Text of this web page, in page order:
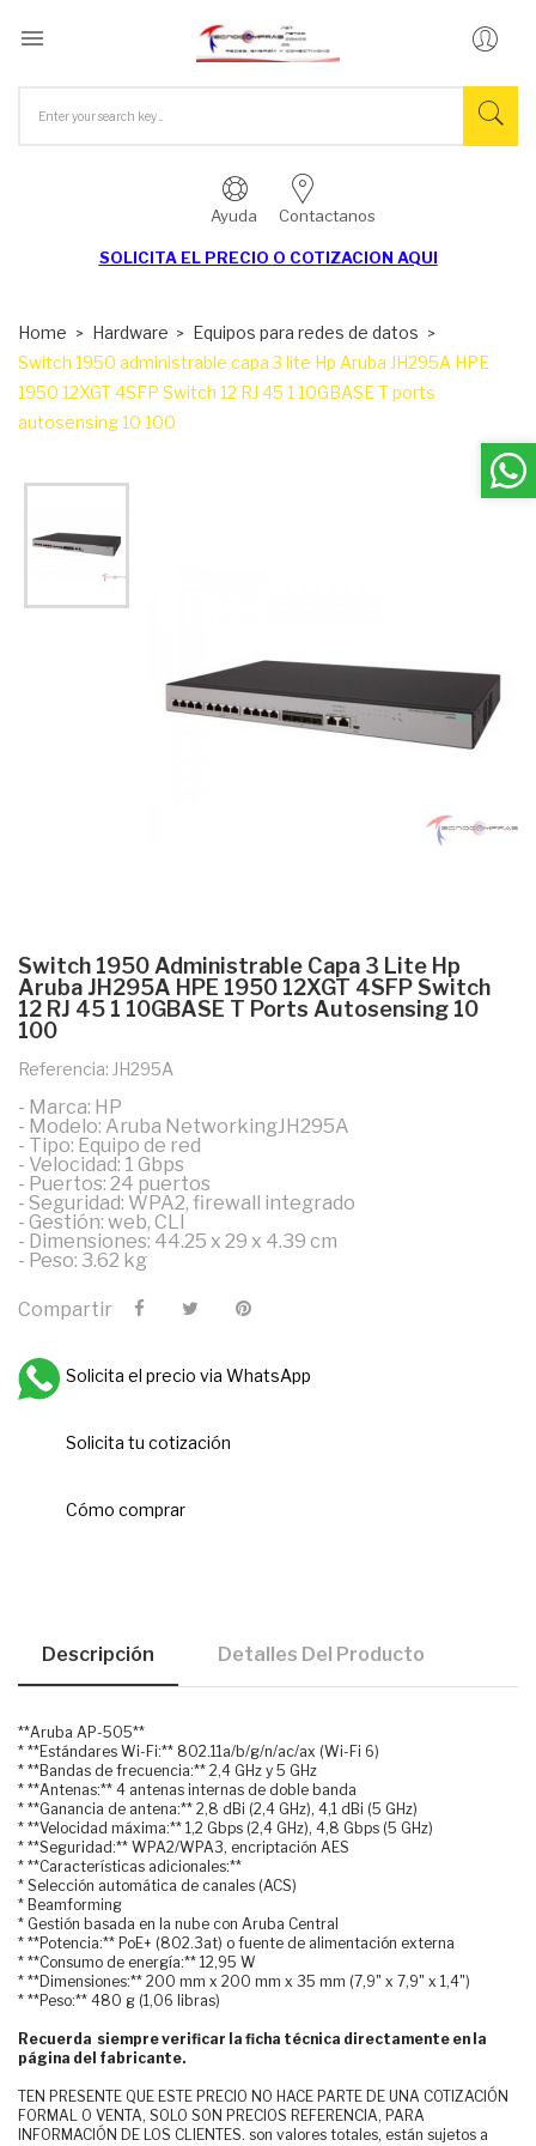

Ayuda Contactanos
SOLICITA EL PRECIO O COTIZACION AQUI
Home Hardware
Equipos para redes de datos
Switch 1950 administrable capa 3 lite Hp Aruba JH295A HPE
1950 12XGT 4SFP Switch 12 RJ 45 1 10GBASE T ports
autosensing 10 100
Switch 1950 Administrable Capa 3 Lite Hp
Aruba JH295A HPE 1950 12XGT 4SFP Switch
12 RJ 45 1 10GBASE T Ports Autosensing 10
100
Referencia: JH295A
- Marca: HP
- Modelo: Aruba NetworkingJH295A
- Tipo: Equipo de red
- Velocidad: 1 Gbps
- Puertos: 24 puertos
- Seguridad: WPA2, firewall integrado
- Gestión: web, CLI
- Dimensiones: 44.25 x 29 x 4.39 cm
- Peso: 3.62 kg
Compartir
Solicita el precio via WhatsApp
Solicita tu cotización
Cómo comprar
Descripción Detalles Del Producto
**Aruba AP-505**
* **Estándares Wi-Fi:** 802.11a/b/g/n/ac/ax (Wi-Fi 6)
* **Bandas de frecuencia:** 2,4 GHz y 5 GHz
* **Antenas:** 4 antenas internas de doble banda
* **Ganancia de antena:** 2,8 dBi (2,4 GHz), 4,1 dBi (5 GHz)
* **Velocidad máxima:** 1,2 Gbps (2,4 GHz), 4,8 Gbps (5 GHz)
* **Seguridad:** WPA2/WPA3, encriptación AES
* **Características adicionales:**
* Selección automática de canales (ACS)
* Beamforming
* Gestión basada en la nube con Aruba Central
* **Potencia:** PoE+ (802.3at) o fuente de alimentación externa
* **Consumo de energía:** 12,95 W
* **Dimensiones:** 200 mm x 200 mm x 35 mm (7,9" x 7,9" x 1,4")
* **Peso:** 480 g (1,06 libras)
Recuerda siempre verificar la ficha técnica directamente en la
página del fabricante.
TEN PRESENTE QUE ESTE PRECIO NO HACE PARTE DE UNA COTIZACIÓN
FORMAL O VENTA, SOLO SON PRECIOS REFERENCIA, PARA
INFORMACIÓN DE LOS CLIENTES. son valores totales, están sujetos a